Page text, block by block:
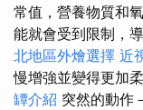
常值，營養物質和
能就會受到限制，
北地區外燴選擇 近
慢增強並變得更加
罈介紹 突然的動作